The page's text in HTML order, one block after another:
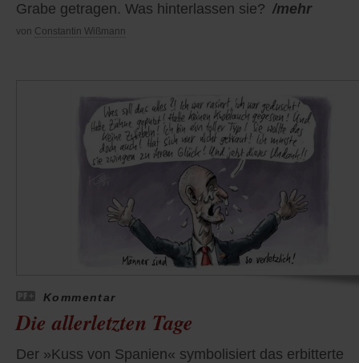
Grabe getragen. Was hinterlassen sie? /mehr
von Constantin Wißmann
Kommentar
Die allerletzten Tage
Der »Kuss von Spanien« symbolisiert das erbitterte